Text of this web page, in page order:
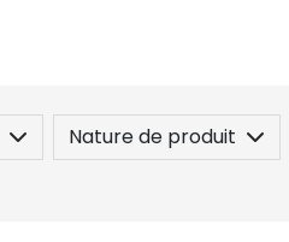
Nature de produit